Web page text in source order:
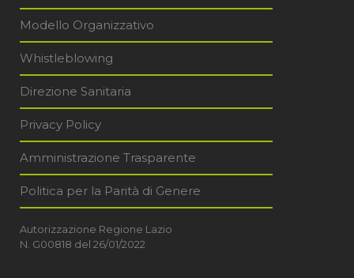
Modello Organizzativo
Whistleblowing
Direzione Sanitaria
Privacy Policy
Amministrazione Trasparente
Politica per la Parità di Genere
Autorizzazione Regione Lazio
N. G00818 del 26/01/2022